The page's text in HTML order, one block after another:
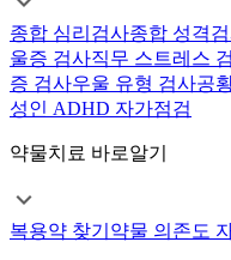
종합 심리검사종합 성격
울증 검사직무 스트레스
증 검사우울 유형 검사공
성인 ADHD 자가점검
약물치료 바로알기
복용약 찾기 약물 의존도